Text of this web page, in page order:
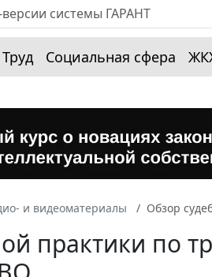
Труд Социальная сфера
и видеоматериалы Обзор
практики по